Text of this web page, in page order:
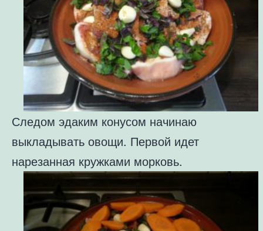
Следом эдаким конусом начинаю
выкладывать овощи. Первой идет
нарезанная кружками морковь.